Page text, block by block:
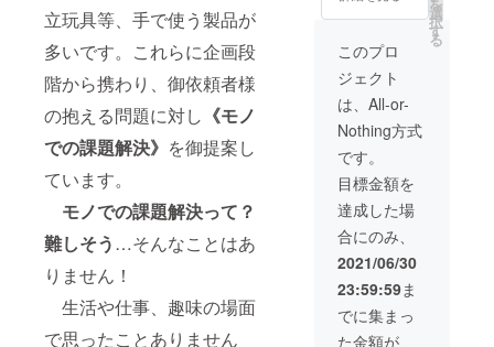
立玩具等、手で使う製品が
多いです。これらに企画段
階から携わり、御依頼者様
の抱える問題に対し 《モノ
での課題解決》 を御提案し
ています。
モノでの課題解決って？
難しそう…そんなことはあ
りません！
生活や仕事、趣味の場面
で思ったことありません
個 ※
こちら
は2021
年9月よ
り順次
発送の
いくだ
さい。
機能は
同等で
す。
※こちら
は2021
年7月よ
たしま
す。 ②
プロ
ジェク
ト達成
により
製作す
る金型
で成型
価の
３％を
御支払
い。こ
ちらの
期限は
ありま
せん）
す。
御社の
アイデ
アでこ
の知財
権を
使った
ビジネ
スを展
選
択
す
る
このプロ
ジェクト
は、All-or-
Nothing方式
です。
目標金額を
達成した場
合にのみ、
2021/06/30
23:59:59ま
でに集まっ
た金額が